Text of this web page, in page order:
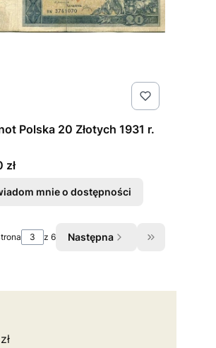
Polska 20 Złotych 1931 r.
zł
mnie o dostępności
z produktami
z 6 Następna Przejdź do